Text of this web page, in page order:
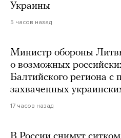
Украины
5 часов назад
Министр обороны
о возможных
Балтийского региона
захваченных
17 часов назад